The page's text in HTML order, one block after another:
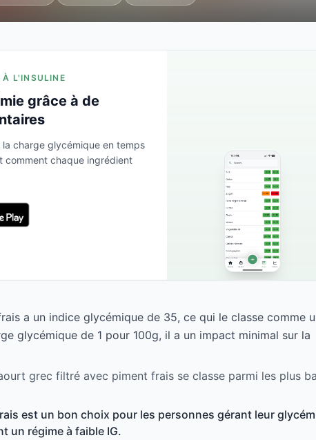
À L'INSULINE
grâce à de
charge glycémique en temps
comment chaque ingrédient
a un indice glycémique de 35, ce qui le classe comme
glycémique de 1 pour 100g, il a un impact minimal sur la
grec filtré avec piment frais se classe parmi les plus
est un bon choix pour les personnes gérant leur
un régime à faible IG.